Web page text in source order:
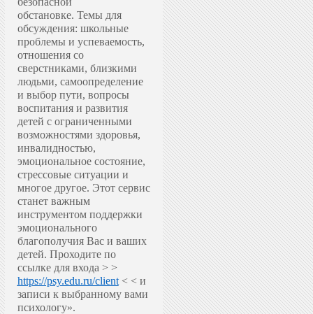
обстановке. Темы для
обсуждения: школьные
проблемы и успеваемость,
отношения со
сверстниками, близкими
людьми, самоопределение
и выбор пути, вопросы
воспитания и развития
детей с ограниченными
возможностями здоровья,
инвалидностью,
эмоциональное состояние,
стрессовые ситуации и
многое другое. Этот сервис
станет важным
инструментом поддержки
эмоционального
благополучия Вас и ваших
детей. Проходите по
ссылке для входа > >
https://psy.edu.ru/client< < и
записи к выбранному вами
психологу».